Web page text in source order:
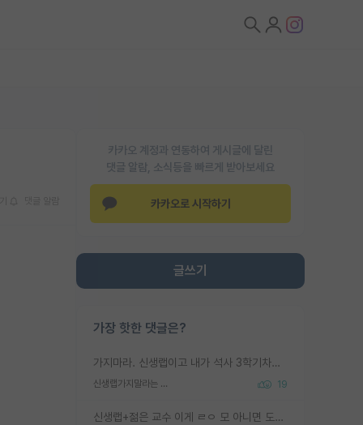
카카오 계정과 연동하여 게시글에 달린
댓글 알람, 소식등을 빠르게 받아보세요
카카오로 시작하기
글쓰기
가장 핫한 댓글은?
가지마라. 신생랩이고 내가 석사 3학기차인데 최고참인데 나도 아무것도 모르는데 교수가 후배들 왜 논문 교육 안시키냐. 논문 왜 안 써오냐 닦달한다
신생랩가지말라는 이유가 있었구나 19
신생랩+젊은 교수 이게 ㄹㅇ 모 아니면 도인듯.